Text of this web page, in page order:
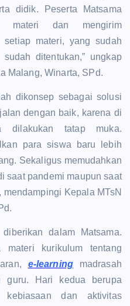
didik. Peserta Matsama
materi dan mengirim
setiap materi, yang sudah
ditentukan,” ungkap
Malang, Winarta, SPd.
dikonsep sebagai solusi
dengan baik, karena di
dilakukan tatap muka.
para siswa baru lebih
Sekaligus memudahkan
saat pandemi maupun saat
Kepala MTsN
dalam Matsama.
kurikulum tentang
e-learning madrasah
guru. Hari kedua berupa
kebiasaan dan aktivitas